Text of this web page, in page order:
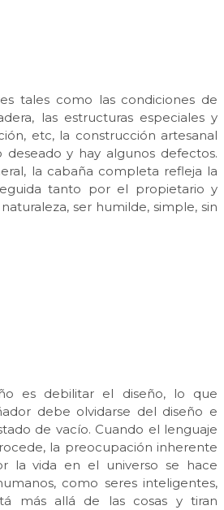
tales como las condiciones de
las estructuras especiales y
etc, la construcción artesanal
y hay algunos defectos.
la cabaña completa refleja la
tanto por el propietario y
ser humilde, simple, sin
es debilitar el diseño, lo que
debe olvidarse del diseño e
de vacío. Cuando el lenguaje
la preocupación inherente
la vida en el universo se hace
como seres inteligentes,
más allá de las cosas y tiran